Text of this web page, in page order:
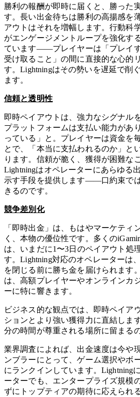
勝利の報酬が即時に届くと、勝った
す。長い出金待ちは勝利の高揚感を
アウトはそれを増幅します。行動科
がエンゲージメントループを強化す
ています——プレイヤーは「プレイ
受け取ること」の間に直接的な心的
す。Lightningはその勢いを遅延で削
ます。
信頼と透明性
即時ペイアウトは、強力なシグナ
プラットフォームは支払い能力があ
っている」と。プレイヤーは資金を
とで、「本当に支払われるのか」と
ります。信頼が脆く、獲得が困難な
Lightningはオペレーターにあらゆる
示す手段を提供します——口約束で
きるのです。
競争差別化
「即時出金」は、もはやマーケティ
く、本物の優位性です。多くの
は、いまだに1〜3日のペイアウト処
す。Lightning対応のオペレーターは
を閉じる前に勝ち金を届けられます
は、高額プレイヤーやオンラインカ
ーに特に響きます。
ビジネス的な観点では、即時ペイア
ションとより強い獲得力に直結しま
分の時間が尊重される場所に留まる
業界調査によれば、出金速度は今や
ンブラーにとって、ゲーム選択やボ
にランクインしています。Lightning
ーターでも、エンタープライズ規模
ずにトップティアの期待に応えられ